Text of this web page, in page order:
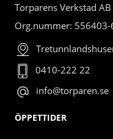
Torparens Verkstad AB
Org.nummer: 556403-
0410-222 22
info@torparen.se
ÖPPETTIDER